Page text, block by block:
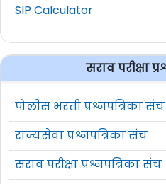
SIP Calculator
सराव परीक्षा
पोलीस भरती प्रश्नपत्रिका संच
राज्यसेवा प्रश्नपत्रिका संच
सराव परीक्षा प्रश्नपत्रिका संच